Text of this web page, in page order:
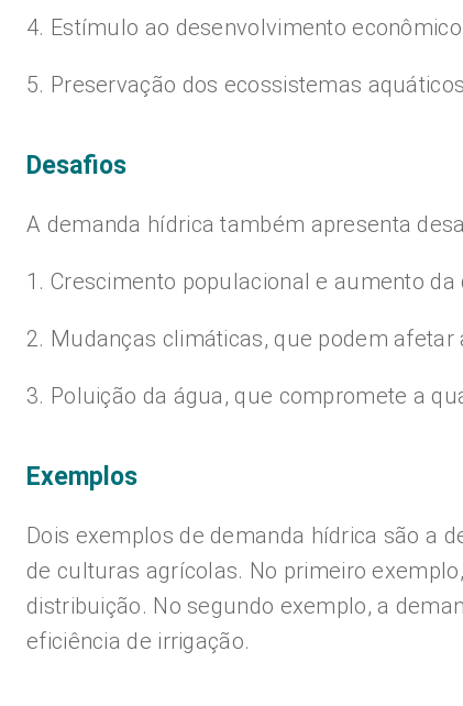
4. Estímulo ao desenvolvimento
5. Preservação dos ecossistemas
Desafios
A demanda hídrica também apresenta
1. Crescimento populacional e aumento
2. Mudanças climáticas, que podem
3. Poluição da água, que compromete a
Exemplos
Dois exemplos de demanda hídrica são a
de culturas agrícolas. No primeiro
distribuição. No segundo exemplo, a
eficiência de irrigação.